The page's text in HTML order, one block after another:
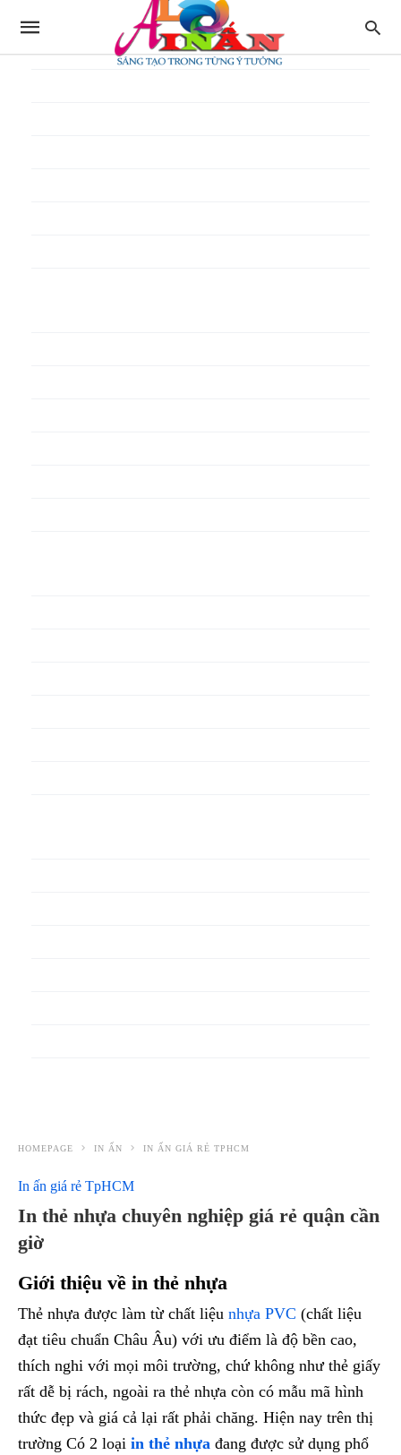
HOMEPAGE IN ẤN IN ẤN GIÁ RẺ TPHCM
In ấn giá rẻ TpHCM
In thẻ nhựa chuyên nghiệp giá rẻ quận cần
giờ
Giới thiệu về in thẻ nhựa
Thẻ nhựa được làm từ chất liệu nhựa PVC (chất liệu
đạt tiêu chuẩn Châu Âu) với ưu điểm là độ bền cao,
thích nghi với mọi môi trường, chứ không như thẻ giấy
rất dễ bị rách, ngoài ra thẻ nhựa còn có mẫu mã hình
thức đẹp và giá cả lại rất phải chăng. Hiện nay trên thị
trường Có 2 loại in thẻ nhựa đang được sử dụng phổ